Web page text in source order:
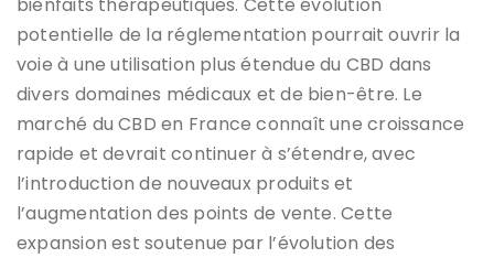
potentielle de la réglementation pourrait ouvrir la
voie à une utilisation plus étendue du CBD dans
divers domaines médicaux et de bien-être​​. Le
marché du CBD en France connaît une croissance
rapide et devrait continuer à s’étendre, avec
l’introduction de nouveaux produits et
l’augmentation des points de vente. Cette
expansion est soutenue par l’évolution des